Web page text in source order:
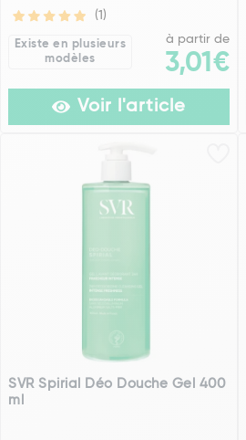
(1)
Existe en plusieurs
modèles
à partir de
3,01€
Voir l'article
SVR Spirial Déo Douche Gel 400
ml